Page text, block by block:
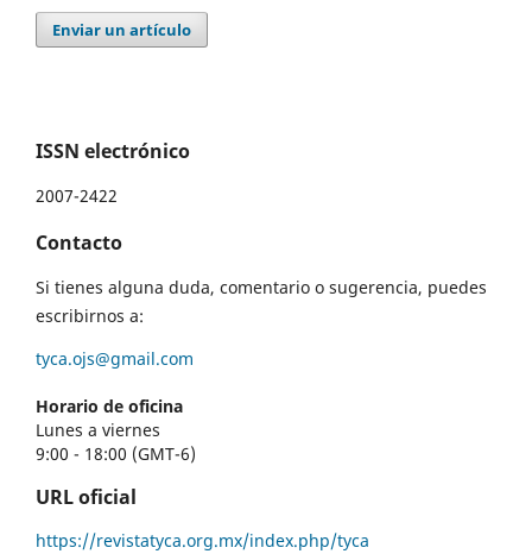
Enviar un artículo
ISSN electrónico
2007-2422
Contacto
Si tienes alguna duda, comentario o sugerencia, puedes
escribirnos a:
tyca.ojs@gmail.com
Horario de oficina
Lunes a viernes
9:00 - 18:00 (GMT-6)
URL oficial
https://revistatyca.org.mx/index.php/tyca